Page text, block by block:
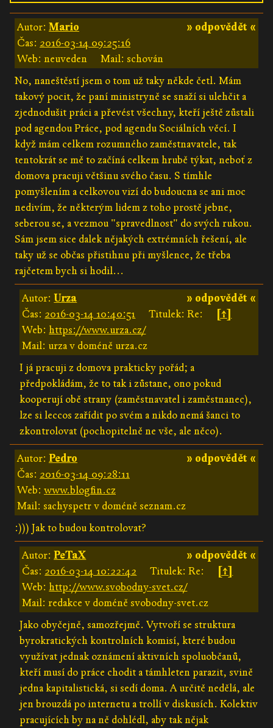
» odpovědět «
Autor: Mario
Čas: 2016-03-14 09:25:16
Web: neuveden
Mail: schován
No, naneštěstí jsem o tom už taky někde četl. Mám
takový pocit, že paní ministryně se snaží si ulehčit a
zjednodušit práci a převést všechny, kteří ještě zůstali
pod agendou Práce, pod agendu Sociálních věcí. I
když mám celkem rozumného zaměstnavatele, tak
tentokrát se mě to začíná celkem hrubě týkat, neboť z
domova pracuji většinu svého času. S tímhle
pomyšlením a celkovou vizí do budoucna se ani moc
nedivím, že některým lidem z toho prostě jebne,
seberou se, a vezmou "spravedlnost" do svých rukou.
Sám jsem sice dalek nějakých extrémních řešení, ale
taky už se občas přistihnu při myšlence, že třeba
rajčetem bych si hodil...
» odpovědět «
Autor:Urza
Čas: 2016-03-14 10:40:51 Titulek: Re:
[↑]
Web:https://www.urza.cz/
Mail: urza v doméně urza.cz
I já pracuji z domova prakticky pořád; a
předpokládám, že to tak i zůstane, ono pokud
kooperují obě strany (zaměstnavatel i zaměstnanec),
lze si leccos zařídit po svém a nikdo nemá šanci to
zkontrolovat (pochopitelně ne vše, ale něco).
» odpovědět «
Autor: Pedro
Čas: 2016-03-14 09:28:11
Web: www.blogfin.cz
Mail: sachyspetr v doméně seznam.cz
:))) Jak to budou kontrolovat?
» odpovědět «
Autor:PeTaX
Čas: 2016-03-14 10:22:42 Titulek: Re:
[↑]
Web:http://www.svobodny-svet.cz/
Mail: redakce v doméně svobodny-svet.cz
Jako obyčejně, samozřejmě. Vytvoří se struktura
byrokratických kontrolních komisí, které budou
využívat jednak oznámení aktivních spoluobčanů,
kteří musí do práce chodit a támhleten parazit, svině
jedna kapitalistická, si sedí doma. A určitě nedělá, ale
jen brouzdá po internetu a trollí v diskusích. Kolektiv
pracujících by na ně dohlédl, aby tak nějak